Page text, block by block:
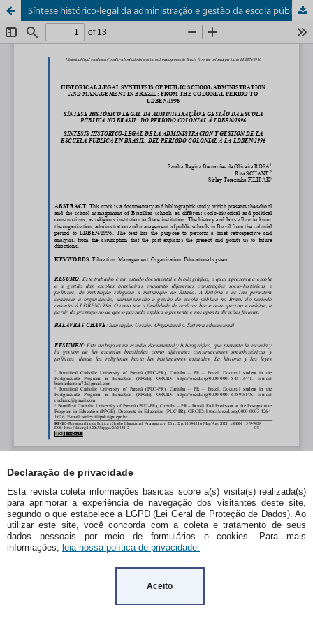
Declaração de privacidade
Esta revista coleta informações básicas sobre a(s) visita(s) realizada(s)
para aprimorar a experiência de navegação dos visitantes deste site,
segundo o que estabelece a LGPD (Lei Geral de Proteção de Dados). Ao
utilizar este site, você concorda com a coleta e tratamento de seus
dados pessoais por meio de formulários e cookies. Para mais
informações, leia nossa política de privacidade.
Aceito
Síntese histórico-legal da administração e gestão da escola pública no Brasil: do período colonial à LDBEN/1996